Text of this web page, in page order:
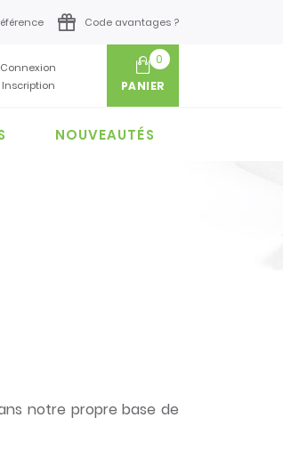
Code avantages ?
Inscription
Connexion
0
PANIER
NOUVEAUTÉS
notre propre base de